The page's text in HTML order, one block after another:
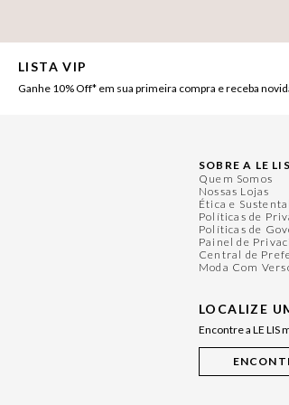
LISTA VIP
Ganhe 10% Off* em sua primeira compra e receba
SOBRE A LE LIS
Quem Somos
Nossas Lojas
Ética e
Políticas de
Políticas de
Painel de
Central de
Moda Com
LOCALIZE
Encontre a LE LIS